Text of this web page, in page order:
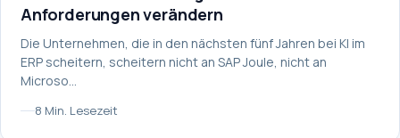
Anforderungen verändern
Die Unternehmen, die in den nächsten fünf Jahren bei KI im
ERP scheitern, scheitern nicht an SAP Joule, nicht an
Microso…
8 Min. Lesezeit